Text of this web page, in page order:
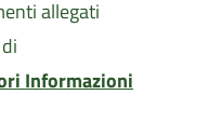
allegati
Informazioni